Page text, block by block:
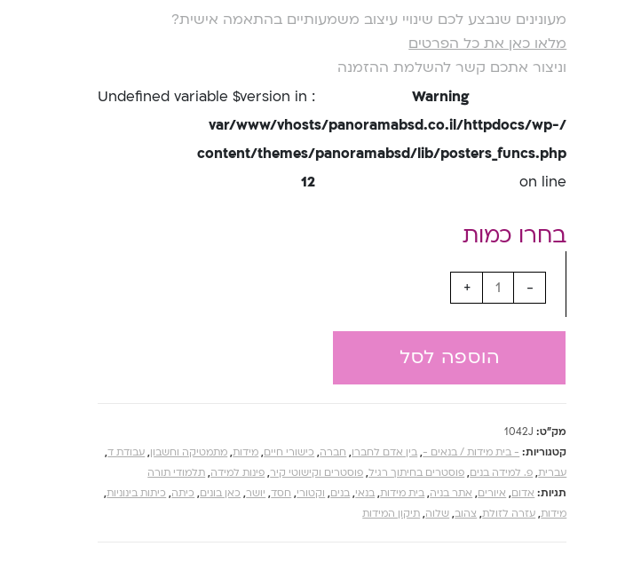
מעונינים שנבצע לכם שינויי עיצוב משמעותיים בהתאמה אישית?
מלאו כאן את כל הפרטים
וניצור אתכם קשר להשלמת ההזמנה
Warning
: Undefined variable $version in
/var/www/vhosts/panoramabsd.co.il/httpdocs/wp-
content/themes/panoramabsd/lib/posters_funcs.php
on line
12
-
+
הוספה לסל
מק"ט: 1042J
קטגוריות: - בית מידות / בנאים -, בין אדם לחברו, חברה, כישורי חיים, מידות, מתמטיקה וחשבון, עבודת ד,
עברית, פ. למידה בנים, פוסטרים בחיתוך רגיל, פוסטרים וקישוטי קיר, פינות למידה, תלמודי תורה
תגיות: אדום, איורים, אתר בניה, בית מידות, בנאי, בנים, וקטורי, חסד, יושר, כאן בונים, כיתה, כיתות בינוניות,
מידות, עזרה לזולת, צהוב, שלוה, תיקון המידות